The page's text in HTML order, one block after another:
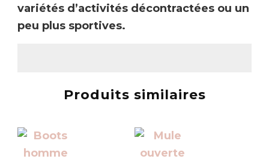
variétés d’activités décontractées ou un
peu plus sportives.
Produits similaires